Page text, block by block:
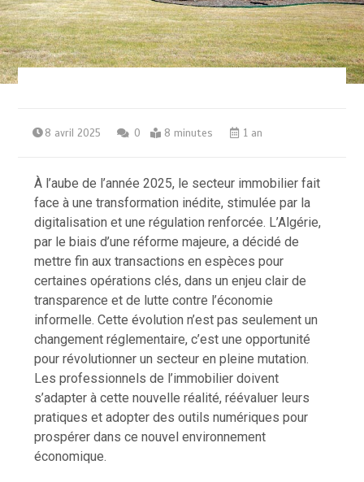
8 avril 2025 0 8 minutes 1 an
À l’aube de l’année 2025, le secteur immobilier fait
face à une transformation inédite, stimulée par la
digitalisation et une régulation renforcée. L’Algérie,
par le biais d’une réforme majeure, a décidé de
mettre fin aux transactions en espèces pour
certaines opérations clés, dans un enjeu clair de
transparence et de lutte contre l’économie
informelle. Cette évolution n’est pas seulement un
changement réglementaire, c’est une opportunité
pour révolutionner un secteur en pleine mutation.
Les professionnels de l’immobilier doivent
s’adapter à cette nouvelle réalité, réévaluer leurs
pratiques et adopter des outils numériques pour
prospérer dans ce nouvel environnement
économique.